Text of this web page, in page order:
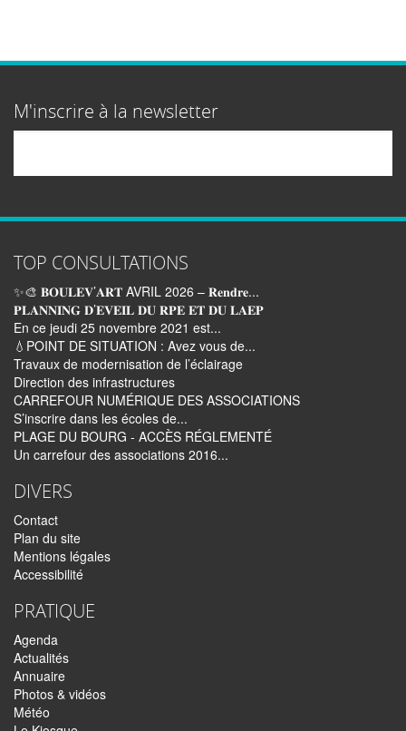
M'inscrire à la newsletter
TOP CONSULTATIONS
✨🎨 𝐁𝐎𝐔𝐋𝐄𝐕’𝐀𝐑𝐓 AVRIL 2026 – 𝐑𝐞𝐧𝐝𝐫𝐞...
𝐏𝐋𝐀𝐍𝐍𝐈𝐍𝐆 𝐃’𝐄𝐕𝐄𝐈𝐋 𝐃𝐔 𝐑𝐏𝐄 𝐄𝐓 𝐃𝐔 𝐋𝐀𝐄𝐏
En ce jeudi 25 novembre 2021 est...
💧POINT DE SITUATION : Avez vous de...
Travaux de modernisation de l’éclairage
Direction des infrastructures
CARREFOUR NUMÉRIQUE DES ASSOCIATIONS
S’inscrire dans les écoles de...
PLAGE DU BOURG - ACCÈS RÉGLEMENTÉ
Un carrefour des associations 2016...
DIVERS
Contact
Plan du site
Mentions légales
Accessibilité
PRATIQUE
Agenda
Actualités
Annuaire
Photos & vidéos
Météo